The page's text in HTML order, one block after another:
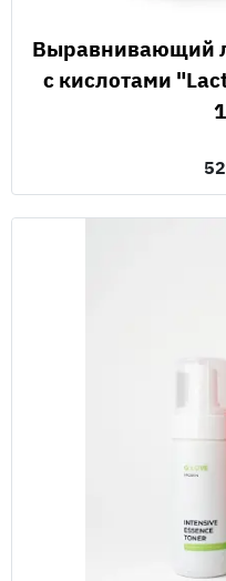
Выравнивающий лосьон для лица и тела
с кислотами